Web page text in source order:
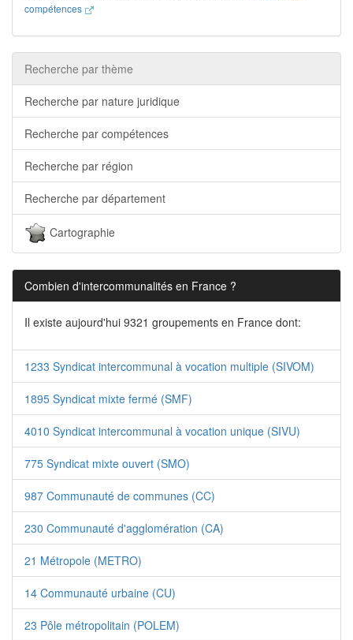
compétences
Recherche par thème
Recherche par nature juridique
Recherche par compétences
Recherche par région
Recherche par département
Cartographie
Combien d'intercommunalités en France ?
Il existe aujourd'hui 9321 groupements en France dont:
1233 Syndicat intercommunal à vocation multiple (SIVOM)
1895 Syndicat mixte fermé (SMF)
4010 Syndicat intercommunal à vocation unique (SIVU)
775 Syndicat mixte ouvert (SMO)
987 Communauté de communes (CC)
230 Communauté d'agglomération (CA)
21 Métropole (METRO)
14 Communauté urbaine (CU)
23 Pôle métropolitain (POLEM)